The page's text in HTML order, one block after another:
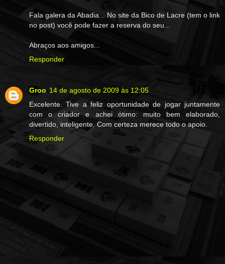
Fala galera da Abadia... No site da Bico de Lacre (tem o link
no post) você pode fazer a reserva do seu...
Abraços aos amigos...
Responder
Groo 14 de agosto de 2009 às 12:05
Excelente. Tive a feliz oportunidade de jogar juntamente
com o criador e achei ótimo: muito bem elaborado,
divertido, inteligente. Com certeza merece todo o apoio.
Responder